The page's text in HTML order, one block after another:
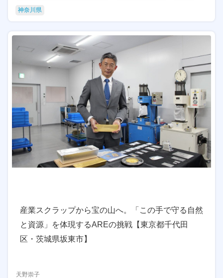
神奈川県
産業スクラップから宝の山へ。「この手で守る自然
と資源」を体現するAREの挑戦【東京都千代田
区・茨城県坂東市】
天野崇子